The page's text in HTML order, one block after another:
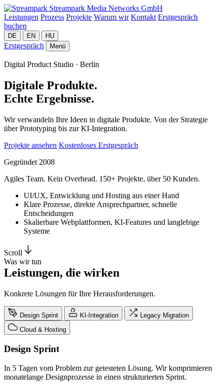
Streampark Media Networks GmbH
Leistungen Prozess Projekte Warum wir Kontakt Erstgespräch
buchen
DE EN HU
Erstgespräch Menü
Digital Product Studio · Berlin
Digitale Produkte.
Echte Ergebnisse.
Wir verwandeln Ihre Ideen in digitale Produkte. Von der Strategie
über Prototyping bis zur KI-Integration.
Projekte ansehen Kostenloses Erstgespräch
Gegründet 2008
Agiles Team. Kein Overhead. 150+ Projekte, über 50 Kunden.
UI/UX, Entwicklung und Hosting aus einer Hand
Klare Prozesse, direkte Ansprechpartner, schnelle
Entscheidungen
Skalierbare Webplattformen, KI-Features und langlebige
Systeme
Scroll
Was wir tun
Leistungen, die wirken
Konkrete Lösungen für Ihre Herausforderungen.
Design Sprint KI-Integration
Legacy Migration
Cloud & Hosting
Design Sprint
In 5 Tagen vom Problem zur getesteten Lösung. Wir komprimieren
monatelange Designprozesse in einen strukturierten Sprint.